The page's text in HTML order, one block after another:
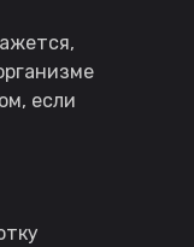
если